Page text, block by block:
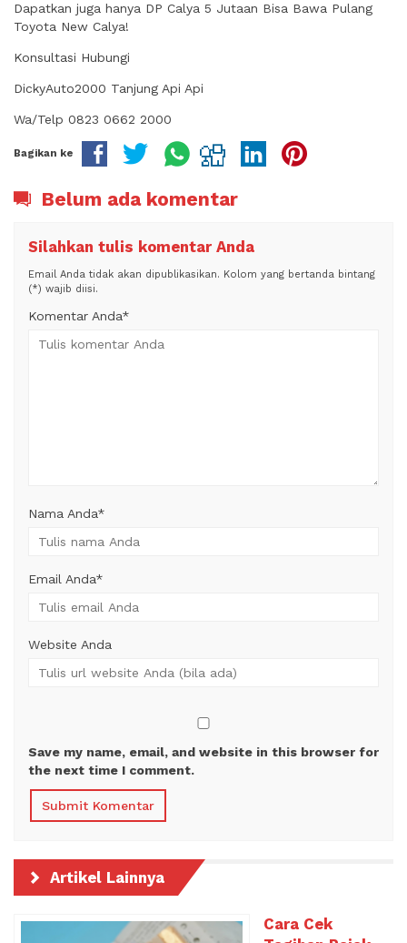
Dapatkan juga hanya DP Calya 5 Jutaan Bisa Bawa Pulang
Toyota New Calya!
Konsultasi Hubungi
DickyAuto2000 Tanjung Api Api
Wa/Telp 0823 0662 2000
Bagikan ke
Belum ada komentar
Silahkan tulis komentar Anda
Email Anda tidak akan dipublikasikan. Kolom yang bertanda bintang
(*) wajib diisi.
Komentar Anda*
Nama Anda*
Email Anda*
Website Anda
Save my name, email, and website in this browser for
the next time I comment.
Artikel Lainnya
Cara Cek